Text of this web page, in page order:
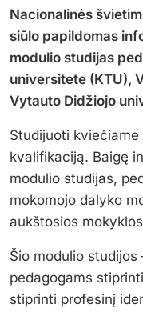
Nacionalinės
siūlo papildomas
modulio studijas
universitete (KTU),
Vytauto Didžiojo
Studijuoti
kvalifikaciją. Baigę
modulio studijas,
mokomojo dalyko
aukštosios
Šio modulio
pedagogams
stiprinti profesinį